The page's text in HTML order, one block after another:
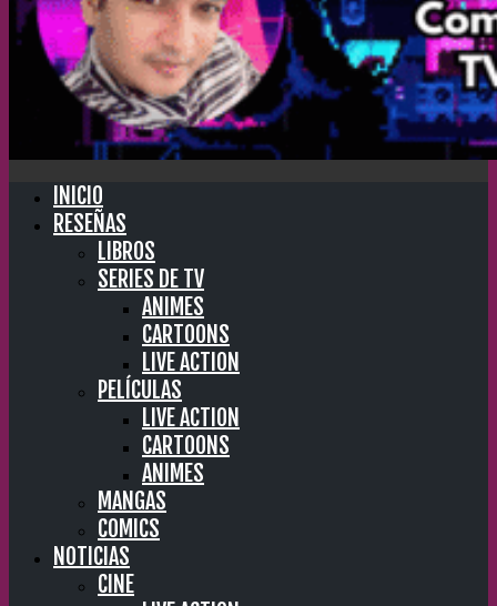
INICIO
RESEÑAS
LIBROS
SERIES DE TV
ANIMES
CARTOONS
LIVE ACTION
PELÍCULAS
LIVE ACTION
CARTOONS
ANIMES
MANGAS
COMICS
NOTICIAS
CINE